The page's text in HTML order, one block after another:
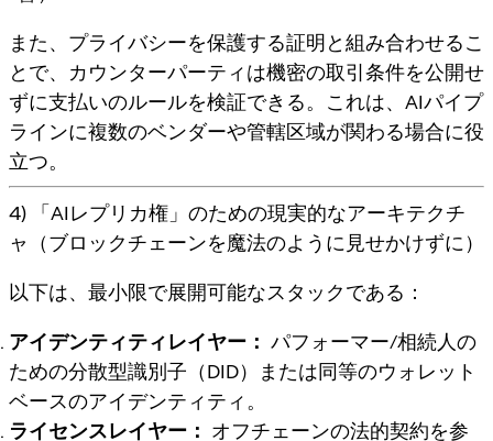
また、プライバシーを保護する証明と組み合わせるこ
とで、カウンターパーティは機密の取引条件を公開せ
ずに支払いのルールを検証できる。これは、AIパイプ
ラインに複数のベンダーや管轄区域が関わる場合に役
立つ。
4) 「AIレプリカ権」のための現実的なアーキテクチ
ャ（ブロックチェーンを魔法のように見せかけずに）
以下は、最小限で展開可能なスタックである：
アイデンティティレイヤー： パフォーマー/相続人の
ための分散型識別子（DID）または同等のウォレット
ベースのアイデンティティ。
ライセンスレイヤー： オフチェーンの法的契約を参